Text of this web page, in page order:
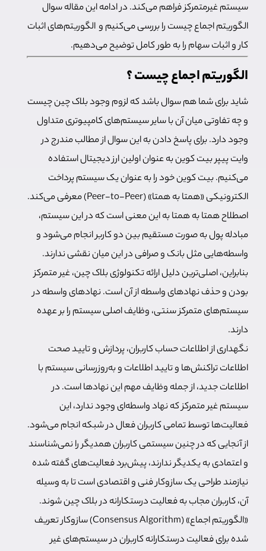
سیستم غیرمتمرکز فراهم می‌کند. در ادامه این مقاله سوال
الگوریتم اجماع چیست را بررسی می‌کنیم و الگوریتم‌های اثبات
کار و اثبات سهام را به طور کامل توضیح می‌دهیم.
الگوریتم اجماع چیست ؟
شاید برای شما هم سوال باشد که لزوم وجود بلاک چین چیست
و چه تفاوتی میان آن با سایر سیستم‌های کامپیوتری متداول
وجود دارد. برای پاسخ دادن به این سوال از مطالب مندرج در
وایت پیپر بیت کوین به عنوان اولین ارز دیجیتال استفاده
می‌کنیم. بیت کوین خود را به عنوان یک سیستم پرداخت
الکترونیکی «همتا به همتا» (Peer-to-Peer) معرفی می‌کند.
اصطلاح همتا به همتا به این معنی است که در این سیستم،
مبادله پول به صورت مستقیم بین دو کاربر انجام می‌شود و
واسطه‌هایی مثل بانک و صرافی در این میان نقشی ندارند.
بنابراین، اصلی‌ترین دلیل ارائه تکنولوژی بلاک چین، غیر متمرکز
بودن و حذف نهادهای واسطه از آن است. نهادهای واسطه در
سیستم‌های متمرکز سنتی، وظایف اصلی سیستم را بر عهده
دارند.
نگهداری از اطلاعات حساب کاربران، پردازش و تایید صحت
اطلاعات تراکنش‌ها و تایید اطلاعات و به‌روزرسانی سیستم با
اطلاعات جدید، از جمله وظایف مهم این نهادها است. در
سیستم غیر متمرکز که نهاد واسطه‌ای وجود ندارد، این
فعالیت‌ها توسط تمامی کاربران فعال در شبکه انجام می‌شود.
از آنجایی که در چنین سیستمی کاربران همدیگر را نمی‌شناسند
و اعتمادی به یکدیگر ندارند، پیش‌برد فعالیت‌های گفته شده
نیازمند طراحی یک سازوکار فنی و اقتصادی است تا به وسیله
آن، کاربران مجاب به فعالیت درستکارانه در بلاک چین شوند.
«الگوریتم اجماع» (Consensus Algorithm) سازوکار تعریف
شده برای فعالیت درستکارانه کاربران در سیستم‌های غیر